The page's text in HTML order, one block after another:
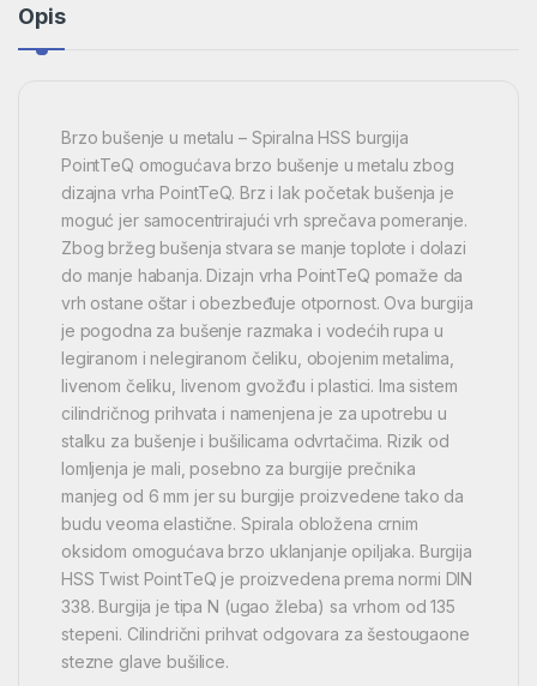
Opis
Brzo bušenje u metalu – Spiralna HSS burgija
PointTeQ omogućava brzo bušenje u metalu zbog
dizajna vrha PointTeQ. Brz i lak početak bušenja je
moguć jer samocentrirajući vrh sprečava pomeranje.
Zbog bržeg bušenja stvara se manje toplote i dolazi
do manje habanja. Dizajn vrha PointTeQ pomaže da
vrh ostane oštar i obezbeđuje otpornost. Ova burgija
je pogodna za bušenje razmaka i vodećih rupa u
legiranom i nelegiranom čeliku, obojenim metalima,
livenom čeliku, livenom gvožđu i plastici. Ima sistem
cilindričnog prihvata i namenjena je za upotrebu u
stalku za bušenje i bušilicama odvrtačima. Rizik od
lomljenja je mali, posebno za burgije prečnika
manjeg od 6 mm jer su burgije proizvedene tako da
budu veoma elastične. Spirala obložena crnim
oksidom omogućava brzo uklanjanje opiljaka. Burgija
HSS Twist PointTeQ je proizvedena prema normi DIN
338. Burgija je tipa N (ugao žleba) sa vrhom od 135
stepeni. Cilindrični prihvat odgovara za šestougaone
stezne glave bušilice.